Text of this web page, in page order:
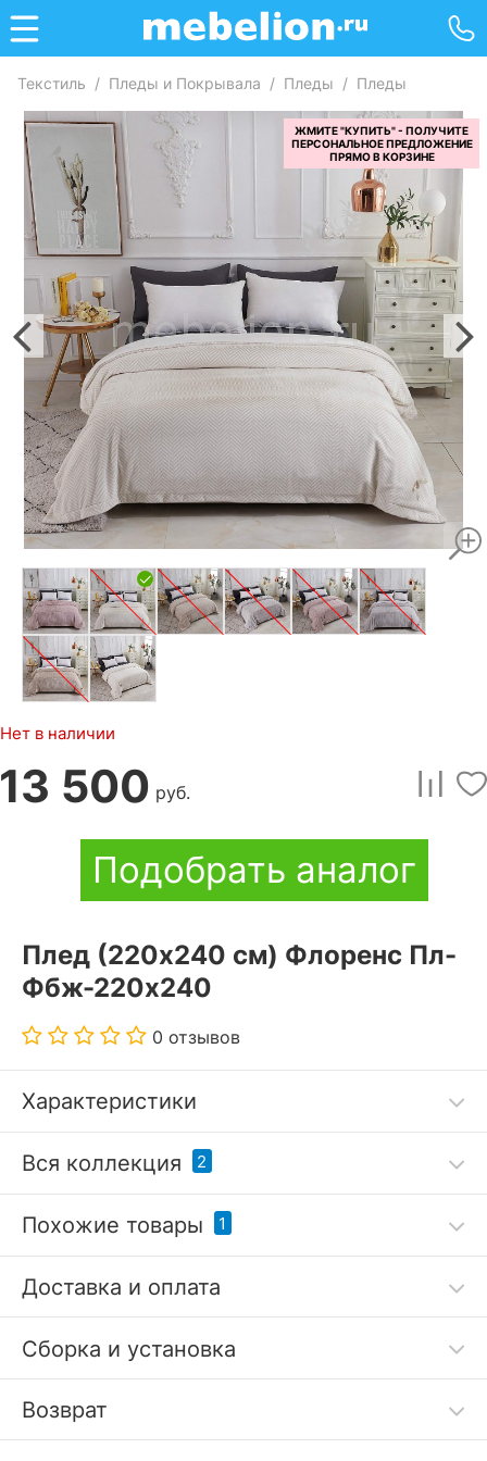
Текстиль / Пледы и Покрывала / Пледы / Пледы
Нет в наличии
13 500 руб.
Подобрать аналог
Плед (220x240 см) Флоренс Пл-
Фбж-220х240
0 отзывов
Характеристики
стирка при 30 °С
Артикул
SDM_46271654872
Бренд
Sofi De MarkO
?
Вся коллекция 2
Похожие товары 1
Доставка и оплата
Сборка и установка
Возврат